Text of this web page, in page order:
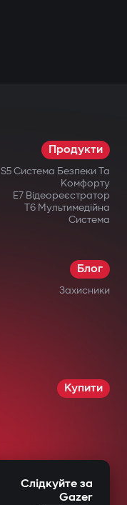
Продукти
S5 Система Безпеки Та
Комфорту
E7 Відеореєстратор
T6 Мультимедійна
Система
Блог
Захисники
Купити
Слідкуйте за
Gazer